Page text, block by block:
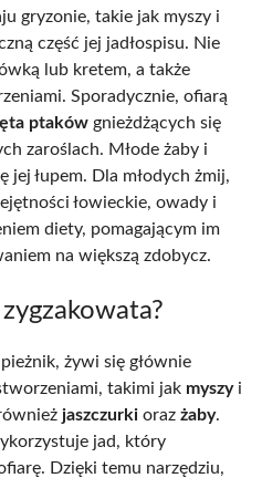
gryzonie, takie jak myszy i
część jej jadłospisu. Nie
lub kretem, a także
Sporadycznie, ofiarą
ptaków gnieżdżących się
zaroślach. Młode żaby i
jej łupem. Dla młodych żmij,
łowieckie, owady i
diety, pomagającym im
na większą zdobycz.
żywi się głównie
takimi jak myszyi
jaszczurki oraz żaby.
jad, który
Dzięki temu narzędziu,